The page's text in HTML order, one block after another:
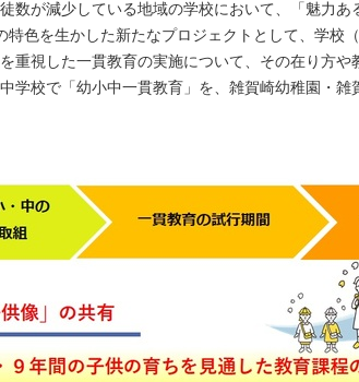
数が減少している地域の学校において、「魅力あ
特色を生かした新たなプロジェクトとして、学校
重視した一貫教育の実施について、その在り方や
学校で「幼小中一貫教育」を、雑賀崎幼稚園・雑